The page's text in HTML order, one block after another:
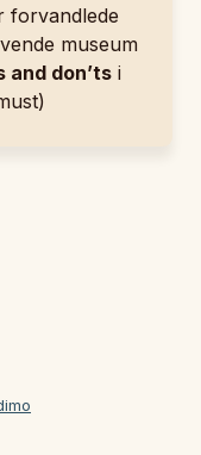
forvandlede
museum
and don’tsi